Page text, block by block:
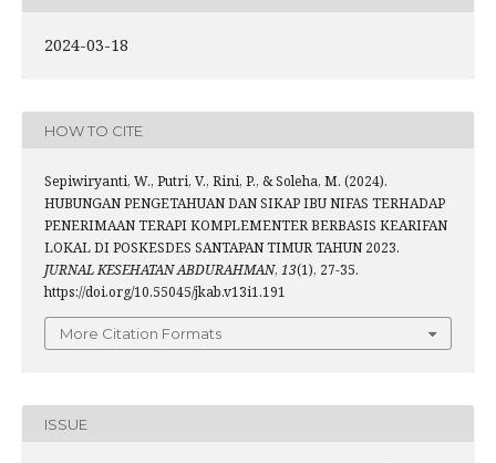
2024-03-18
HOW TO CITE
Sepiwiryanti, W., Putri, V., Rini, P., & Soleha, M. (2024).
HUBUNGAN PENGETAHUAN DAN SIKAP IBU NIFAS TERHADAP
PENERIMAAN TERAPI KOMPLEMENTER BERBASIS KEARIFAN
LOKAL DI POSKESDES SANTAPAN TIMUR TAHUN 2023.
JURNAL KESEHATAN ABDURAHMAN, 13(1), 27-35.
https://doi.org/10.55045/jkab.v13i1.191
More Citation Formats
ISSUE